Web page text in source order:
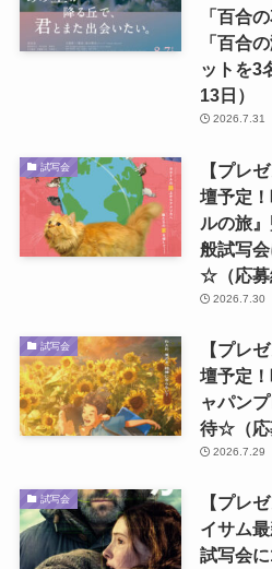
「百合
「百合
ットを3
13日）
2026.7.31
試写会
【プレ
壇予定
ルの旅
般試写
☆（応募
2026.7.30
試写会
【プレ
壇予定
ャパン
待☆（応
2026.7.29
試写会
【プレ
イサム
試写会